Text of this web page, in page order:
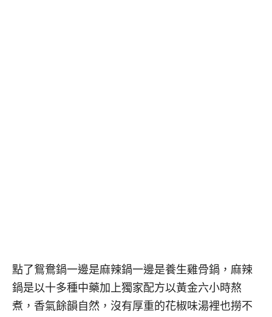
點了鴛鴦鍋一邊是麻辣鍋一邊是養生雞骨鍋，麻辣
鍋是以十多種中藥加上獨家配方以黃金六小時熬
煮，香氣餘韻自然，沒有厚重的花椒味湯裡也撈不